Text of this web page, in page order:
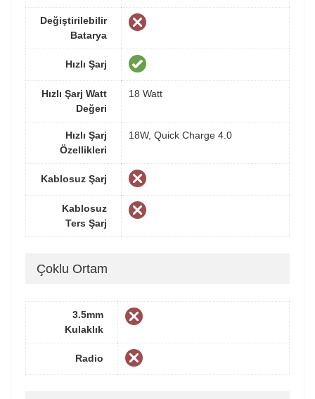
Değiştirilebilir
Batarya
Hızlı Şarj
Hızlı Şarj Watt
Değeri
18 Watt
Hızlı Şarj
Özellikleri
18W, Quick Charge 4.0
Kablosuz Şarj
Kablosuz
Ters Şarj
Çoklu Ortam
3.5mm
Kulaklık
Radio